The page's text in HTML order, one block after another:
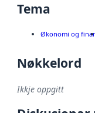
Tema
Økonomi og
Nøkkelord
Ikkje oppgitt